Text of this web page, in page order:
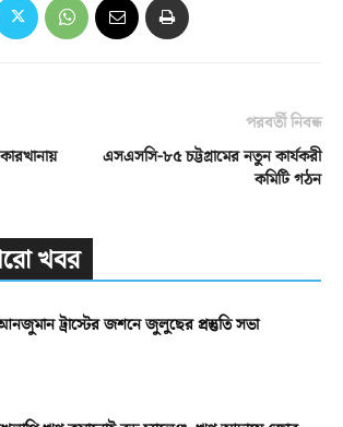
পরবর্তী নিবন্ধ
এসএসসি-৮৫ চট্টগ্রামের নতুন কার্যকরী
কমিটি গঠন
খবর
ট্রাস্টের জশনে জুলুছের প্রস্তুতি সভা